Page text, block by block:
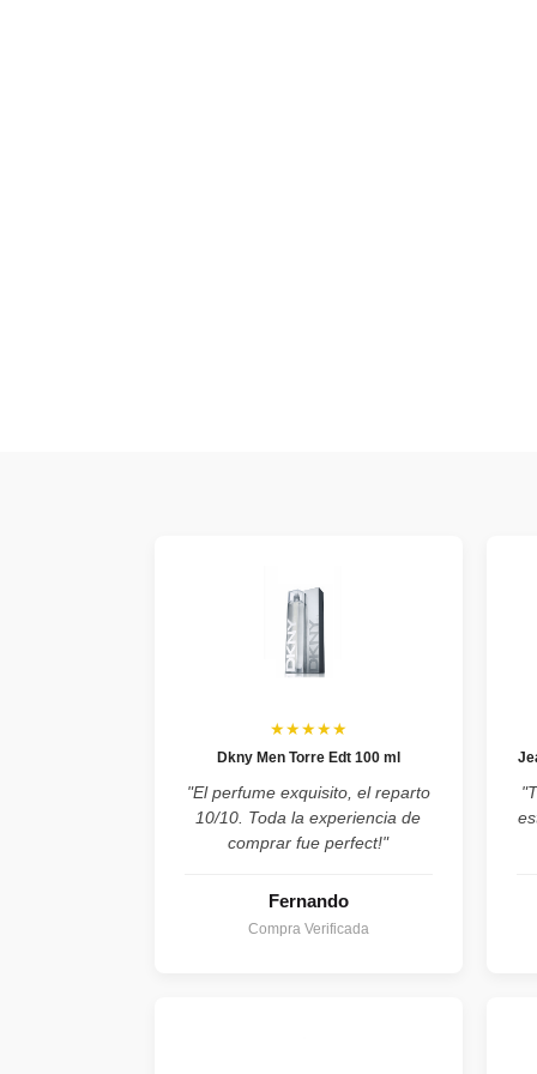
★★★★★
Dkny Men Torre Edt 100 ml
"El perfume exquisito, el reparto
10/10. Toda la experiencia de
comprar fue perfect!"
Fernando
Compra Verificada